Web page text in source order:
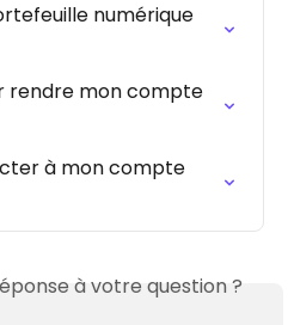
numérique
rendre mon compte
à mon compte
à votre question ?